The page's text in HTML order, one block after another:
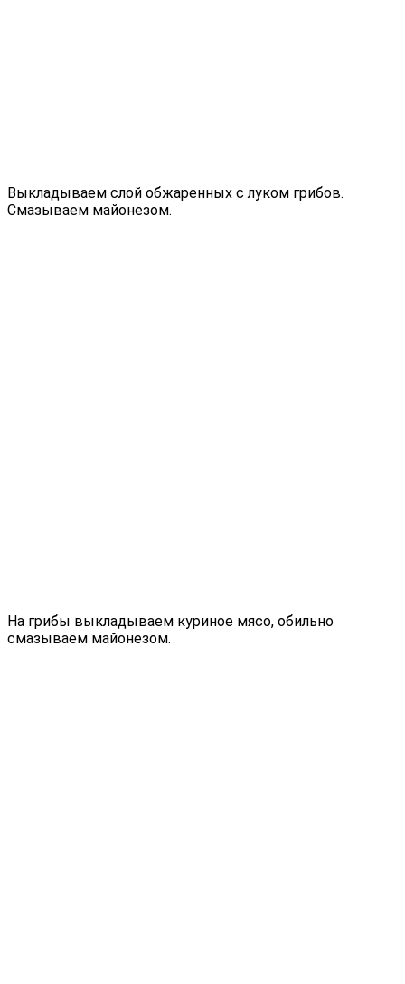
Выкладываем слой обжаренных с луком грибов.
Смазываем майонезом.
На грибы выкладываем куриное мясо, обильно
смазываем майонезом.